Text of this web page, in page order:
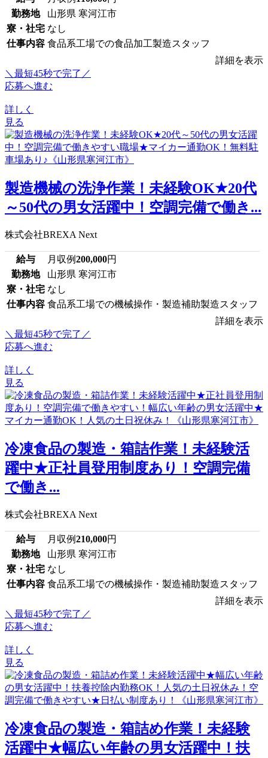
勤務地
山形県 寒河江市
寮・社宅 なし
仕事内容 食品系工場での食品加工製造スタッフ
詳細を表示
＼最短45秒で完了／
応募へ進む
詳しく
見る
製造機械の洗浄作業！未経験OK★20代
～50代の男女活躍中！空調完備で働き...
株式会社BREXA Next
給与 月収例200,000円
勤務地
山形県 寒河江市
寮・社宅 なし
仕事内容 食品系工場での機械操作・製造補助製造スタッフ
詳細を表示
＼最短45秒で完了／
応募へ進む
詳しく
見る
冷凍食品の製造・箱詰作業！未経験活
躍中★正社員登用制度あり！空調完備
で働き...
株式会社BREXA Next
給与 月収例210,000円
勤務地
山形県 寒河江市
寮・社宅 なし
仕事内容 食品系工場での機械操作・製造補助製造スタッフ
詳細を表示
＼最短45秒で完了／
応募へ進む
詳しく
見る
冷凍食品の製造・箱詰め作業！未経験
活躍中★幅広い年齢の男女活躍中！扶